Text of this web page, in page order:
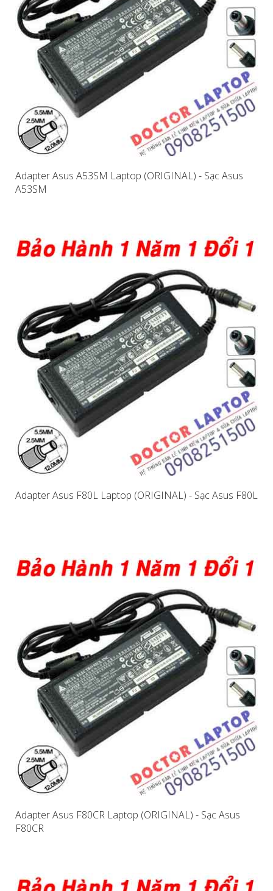
Adapter Asus A53SM Laptop (ORIGINAL) - Sạc Asus
A53SM
Adapter Asus F80L Laptop (ORIGINAL) - Sạc Asus F80L
Adapter Asus F80CR Laptop (ORIGINAL) - Sạc Asus
F80CR